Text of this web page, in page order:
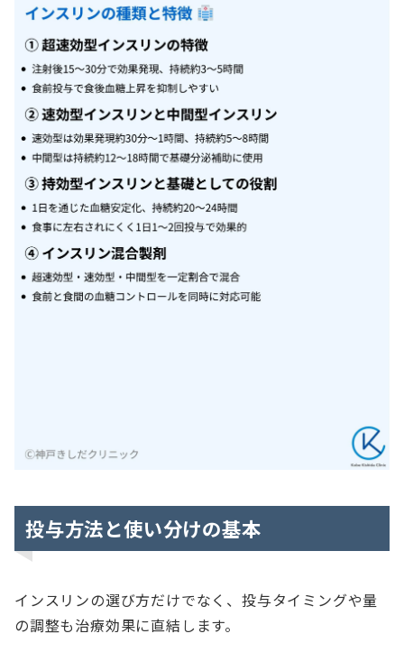
投与方法と使い分けの基本
インスリンの選び方だけでなく、投与タイミングや量
の調整も治療効果に直結します。